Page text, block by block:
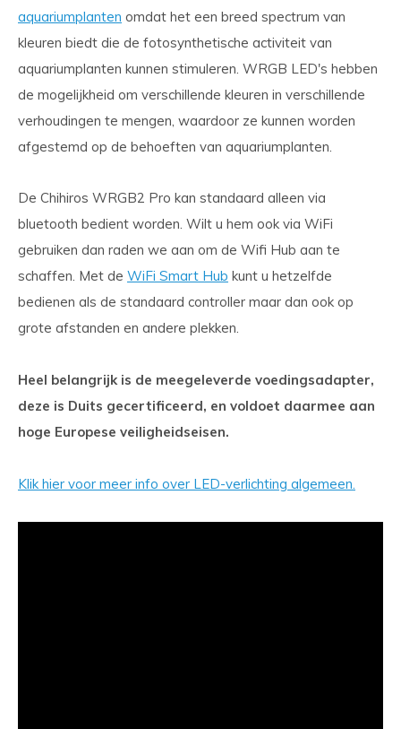
aquariumplanten omdat het een breed spectrum van
kleuren biedt die de fotosynthetische activiteit van
aquariumplanten kunnen stimuleren. WRGB LED's hebben
de mogelijkheid om verschillende kleuren in verschillende
verhoudingen te mengen, waardoor ze kunnen worden
afgestemd op de behoeften van aquariumplanten.
De Chihiros WRGB2 Pro kan standaard alleen via
bluetooth bedient worden. Wilt u hem ook via WiFi
gebruiken dan raden we aan om de Wifi Hub aan te
schaffen. Met de WiFi Smart Hub kunt u hetzelfde
bedienen als de standaard controller maar dan ook op
grote afstanden en andere plekken.
Heel belangrijk is de meegeleverde voedingsadapter,
deze is Duits gecertificeerd, en voldoet daarmee aan
hoge Europese veiligheidseisen.
Klik hier voor meer info over LED-verlichting algemeen.